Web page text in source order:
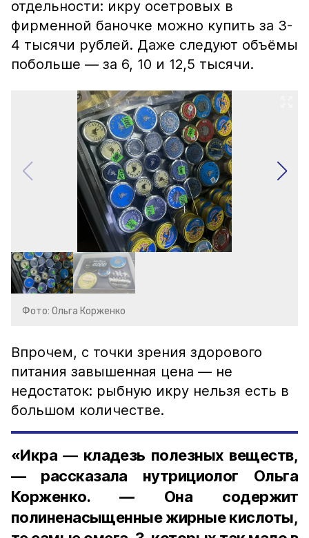
отдельности: икру осетровых в
фирменной баночке можно купить за 3-
4 тысячи рублей. Даже следуют объёмы
побольше — за 6, 10 и 12,5 тысячи.
Фото: Ольга Корженко
Впрочем, с точки зрения здорового
питания завышенная цена — не
недостаток: рыбную икру нельзя есть в
большом количестве.
«Икра — кладезь полезных веществ,
— рассказала нутрициолог Ольга
Корженко. — Она содержит
полиненасыщенные жирные кислоты,